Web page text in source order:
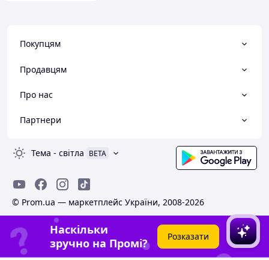
Покупцям
Продавцям
Про нас
Партнери
Тема - світла BETA
© Prom.ua — маркетплейс України, 2008-2026
Наскільки
зручно на Промі?
Розказати